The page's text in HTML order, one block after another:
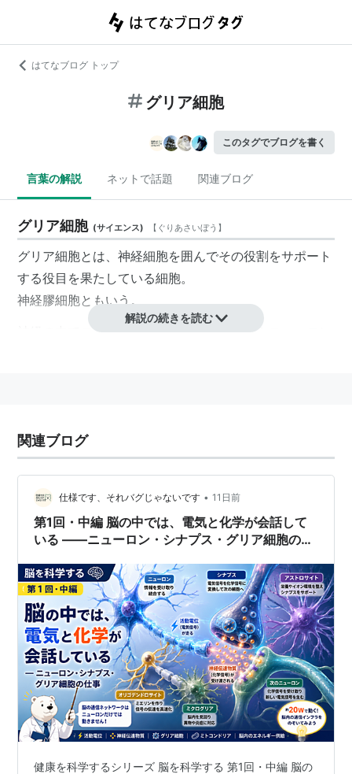
はてなブログ トップ
グリア細胞
このタグでブログを書く
言葉の解説 ネットで話題 関連ブログ
グリア細胞 (サイエンス) 【 ぐりあさいぼう 】
グリア細胞とは、神経細胞を囲んでその役割をサポート
する役目を果たしている細胞。
神経膠細胞ともいう。
ニューロンの隙間を埋め、それらニューロン
して重要な役割を果たす。
グリア細胞には、神経細胞が減少して脳が萎縮するなど
解説の続きを読む
関連ブログ
仕様です、それバグじゃないです • 11日前
第1回・中編 脳の中では、電気と化学が会話して
いる ――ニューロン・シナプス・グリア細胞の仕
健康を科学するシリーズ 脳を科学する 第1回・中編 脳の